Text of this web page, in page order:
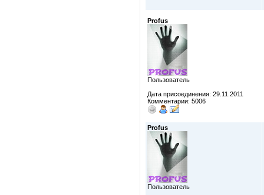
Profus
Пользователь
Дата присоединения: 29.11.2011
Комментарии: 5006
Profus
Пользователь